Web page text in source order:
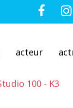
acteur